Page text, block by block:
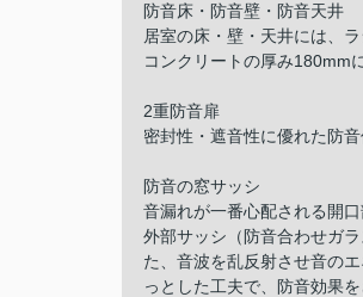
防音床・防音壁・防音天井
居室の床・壁・天井には、
コンクリートの厚み180mm
2重防音扉
密封性・遮音性に優れた防
防音の窓サッシ
音漏れが一番心配される開
外部サッシ（防音合わせガ
た、音波を乱反射させ音の
っとした工夫で、防音効果を